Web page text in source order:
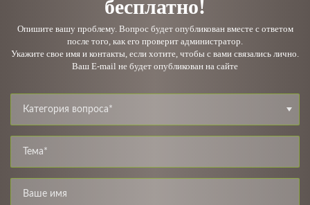
бесплатно!
Опишите вашу проблему. Вопрос будет опубликован вместе с ответом
после того, как его проверит администратор.
Укажите свое имя и контакты, если хотите, чтобы с вами связались лично.
Ваш E-mail не будет опубликован на сайте
Категория вопроса*